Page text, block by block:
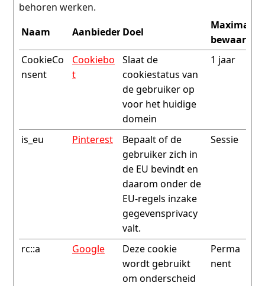
behoren werken.
Naam
Aanbieder Doel
Maximale
CookieCo
nsent
Cookiebo
t
Slaat de
cookiestatus van
de gebruiker op
voor het huidige
domein
1 jaar
is_eu Pinterest
Bepaalt of de
gebruiker zich in
de EU bevindt en
daarom onder de
EU-regels inzake
gegevensprivacy
valt.
Sessie
rc::a Google
Deze cookie
wordt gebruikt
om onderscheid
Perma
nent